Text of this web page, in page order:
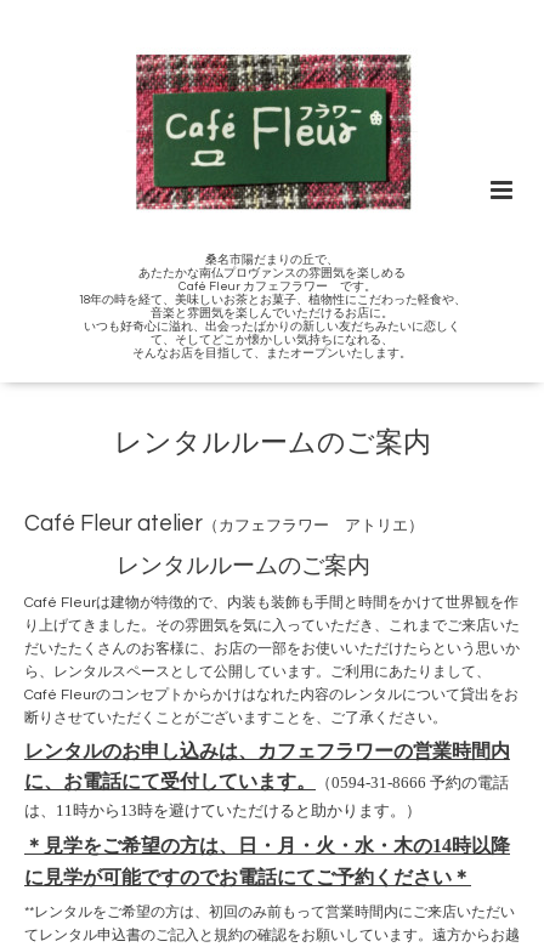
桑名市陽だまりの丘で、
あたたかな南仏プロヴァンスの雰囲気を楽しめる
Café Fleur カフェフラワー です。
18年の時を経て、美味しいお茶とお菓子、植物性にこだわった軽食や、
音楽と雰囲気を楽しんでいただけるお店に。
いつも好奇心に溢れ、出会ったばかりの新しい友だちみたいに恋しく
て、そしてどこか懐かしい気持ちになれる、
そんなお店を目指して、またオープンいたします。
レンタルルームのご案内
Café Fleur atelier （カフェフラワー アトリエ）
レンタルルームのご案内
Café Fleurは建物が特徴的で、内装も装飾も手間と時間をかけて世界観を作
り上げてきました。その雰囲気を気に入っていただき、これまでご来店いた
だいたたくさんのお客様に、お店の一部をお使いいただけたらという思いか
ら、レンタルスペースとして公開しています。ご利用にあたりまして、
Café Fleurのコンセプトからかけはなれた内容のレンタルについて貸出をお
断りさせていただくことがございますことを、ご了承ください。
レンタルのお申し込みは、カフェフラワーの営業時間内
に、お電話にて受付しています。
（0594-31-8666 予約の電話
は、11時から13時を避けていただけると助かります。）
＊見学をご希望の方は、日・月・火・水・木の14時以降
に見学が可能ですのでお電話にてご予約ください＊
**レンタルをご希望の方は、初回のみ前もって営業時間内にご来店いただい
てレンタル申込書のご記入と規約の確認をお願いしています。遠方からお越